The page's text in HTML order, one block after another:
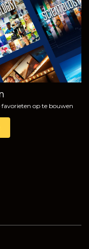
SERIE
op te bouwen